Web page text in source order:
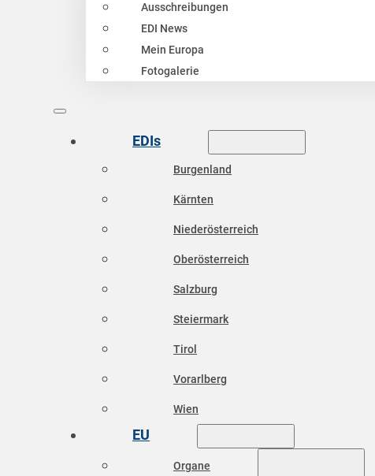
Ausschreibungen
EDI News
Mein Europa
Fotogalerie
EDIs
Burgenland
Kärnten
Niederösterreich
Oberösterreich
Salzburg
Steiermark
Tirol
Vorarlberg
Wien
EU
Organe